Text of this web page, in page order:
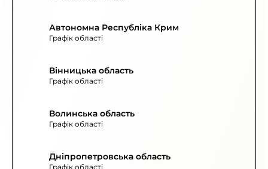
Автономна Республіка Крим
Графік області
Вінницька область
Графік області
Волинська область
Графік області
Дніпропетровська область
Графік області